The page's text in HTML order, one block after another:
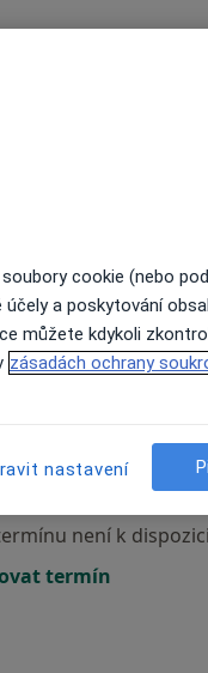
není k dispozici
termín
11 Srpen
není k dispozici
termín
cookie (nebo
a poskytování
můžete kdykoli
zásadách ochrany
nastavení